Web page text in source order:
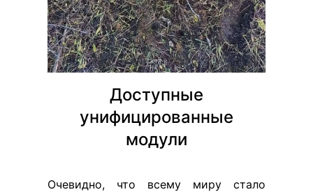
Доступные
унифицированные
модули
Очевидно, что всему миру стало